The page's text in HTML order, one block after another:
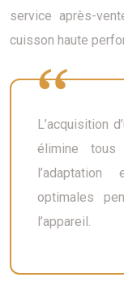
service après-
cuisson haute
L’acquisition
élimine
optimales
l’appareil.